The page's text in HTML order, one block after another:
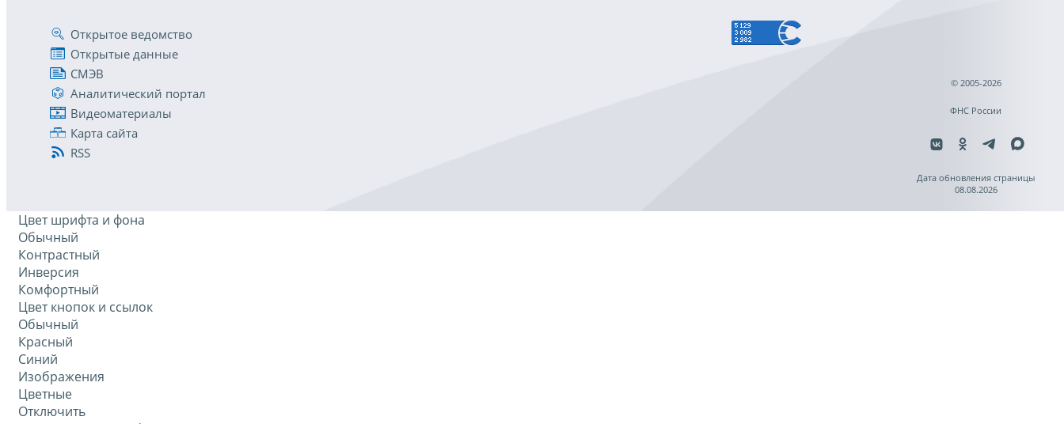
Открытое ведомство
Открытые данные
СМЭВ
Аналитический портал
Видеоматериалы
Карта сайта
RSS
© 2005-2026
ФНС России
Дата обновления страницы
08.08.2026
Цвет шрифта и фона
Обычный
Контрастный
Инверсия
Комфортный
Цвет кнопок и ссылок
Обычный
Красный
Синий
Изображения
Цветные
Отключить